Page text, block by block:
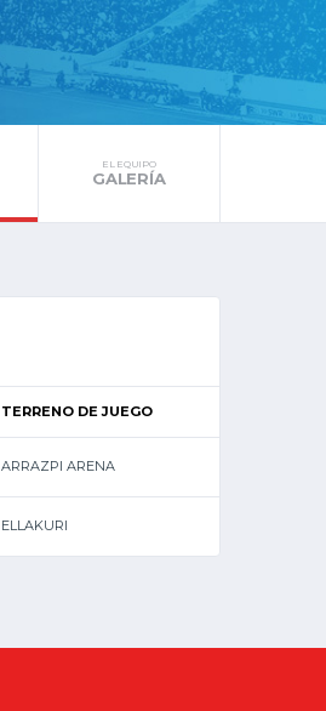
EL EQUIPO
GALERÍA
TERRENO DE JUEGO
ARRAZPI ARENA
ELLAKURI